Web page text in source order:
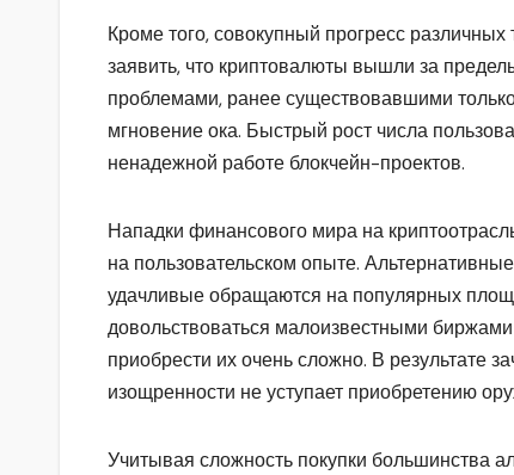
Кроме того, совокупный прогресс
заявить, что криптовалюты вышли за
проблемами, ранее существовавшими
мгновение ока. Быстрый рост числа
ненадежной работе блокчейн-проектов.
Нападки финансового мира на
на пользовательском опыте.
удачливые обращаются на популярных
довольствоваться малоизвестными
приобрести их очень сложно. В результате
изощренности не уступает приобретению
Учитывая сложность покупки большинства